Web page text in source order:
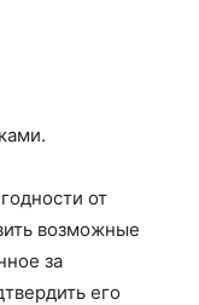
от
возможные
за
его